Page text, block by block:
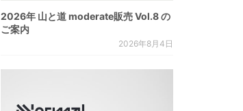
2026年 山と道 moderate販売 Vol.8 の
ご案内
2026年8月4日